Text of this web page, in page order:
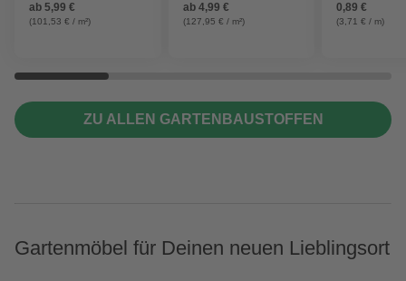
ab 5,99 €
(101,53 € / m²)
ab 4,99 €
(127,95 € / m²)
0,89 €
(3,71 € / m)
ZU ALLEN GARTENBAUSTOFFEN
Gartenmöbel für Deinen neuen Lieblingsort